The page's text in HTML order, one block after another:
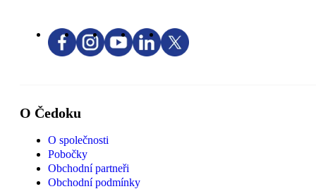
O Čedoku
O společnosti
Pobočky
Obchodní partneři
Obchodní podmínky